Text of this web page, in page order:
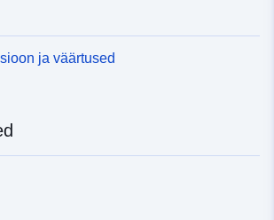
ja väärtused